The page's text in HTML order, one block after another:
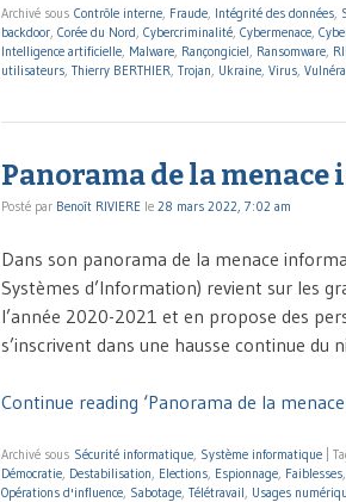
Archivé sous Contrôle interne, Fraude, Intégrité des données,
backdoor, Corée du Nord, Cybercriminalité, Cybermenace,
Intelligence artificielle, Malware, Rançongiciel, Ransomware,
utilisateurs, Thierry BERTHIER, Trojan, Ukraine, Virus,
Panorama de la
Posté par Benoît RIVIERE le 28 mars 2022, 7:02 am
Dans son panorama de la menace
Systèmes d’Information) revient sur les
l’année 2020-2021 et en propose des
s’inscrivent dans une hausse continue du
Continue reading ‘Panorama de la
Archivé sous Sécurité informatique, Système informatique
Démocratie, Destabilisation, Elections, Espionnage, Faiblesses,
Opérations d'influence, Sabotage, Télétravail, Usages